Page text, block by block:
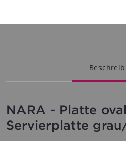
NARA - Platte
Servierplatte